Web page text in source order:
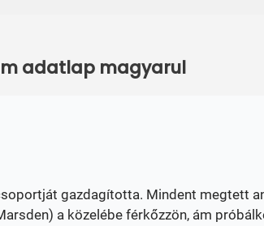
adatlap magyarul
gazdagította. Mindent megtett
a közelébe férkőzzön, ám